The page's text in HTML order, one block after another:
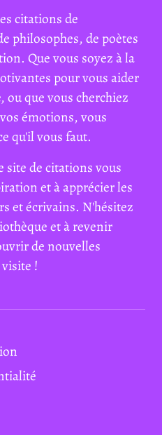
citations de
philosophes, de poètes
Que vous soyez à la
pour vous aider
que vous cherchiez
émotions, vous
qu'il vous faut.
site de citations vous
et à apprécier les
et écrivains. N'hésitez
et à revenir
de nouvelles
!